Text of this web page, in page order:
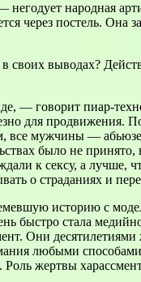
народная
через постель.
своих выводах?
— говорит пиар-
для продвижения.
все мужчины —
было не
к сексу, а лучше,
о страданиях и
историю с
быстро стала
Они
любыми
Роль жертвы